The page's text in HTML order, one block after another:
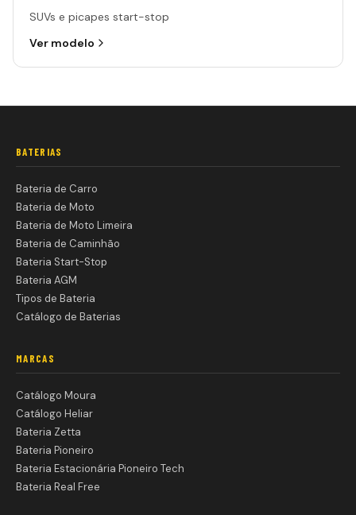
SUVs e picapes start-stop
Ver modelo
BATERIAS
Bateria de Carro
Bateria de Moto
Bateria de Moto Limeira
Bateria de Caminhão
Bateria Start-Stop
Bateria AGM
Tipos de Bateria
Catálogo de Baterias
MARCAS
Catálogo Moura
Catálogo Heliar
Bateria Zetta
Bateria Pioneiro
Bateria Estacionária Pioneiro Tech
Bateria Real Free